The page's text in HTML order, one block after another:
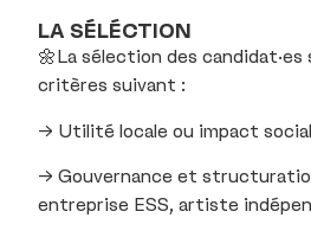
LA SÉLÉCTION
🌼La sélection des candidat·es
critères suivant :
→ Utilité locale ou impact
→ Gouvernance et
entreprise ESS, artiste